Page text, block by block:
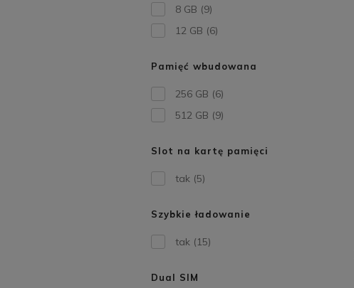
8 GB (9)
12 GB (6)
Pamięć wbudowana
256 GB (6)
512 GB (9)
Slot na kartę pamięci
tak (5)
Szybkie ładowanie
tak (15)
Dual SIM